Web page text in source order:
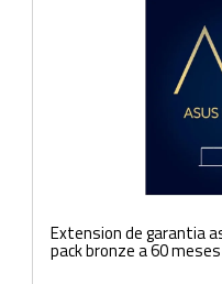
Extension de garantia
pack bronze a 60 meses